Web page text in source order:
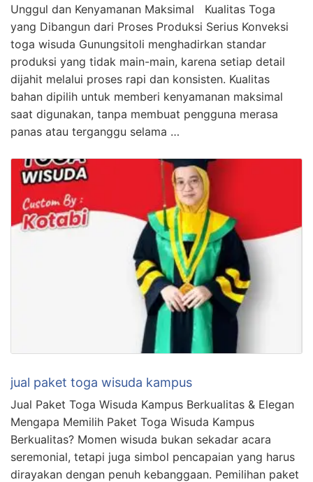
Unggul dan Kenyamanan Maksimal Kualitas Toga
yang Dibangun dari Proses Produksi Serius Konveksi
toga wisuda Gunungsitoli menghadirkan standar
produksi yang tidak main-main, karena setiap detail
dijahit melalui proses rapi dan konsisten. Kualitas
bahan dipilih untuk memberi kenyamanan maksimal
saat digunakan, tanpa membuat pengguna merasa
panas atau terganggu selama …
jual paket toga wisuda kampus
Jual Paket Toga Wisuda Kampus Berkualitas & Elegan
Mengapa Memilih Paket Toga Wisuda Kampus
Berkualitas? Momen wisuda bukan sekadar acara
seremonial, tetapi juga simbol pencapaian yang harus
dirayakan dengan penuh kebanggaan. Pemilihan paket